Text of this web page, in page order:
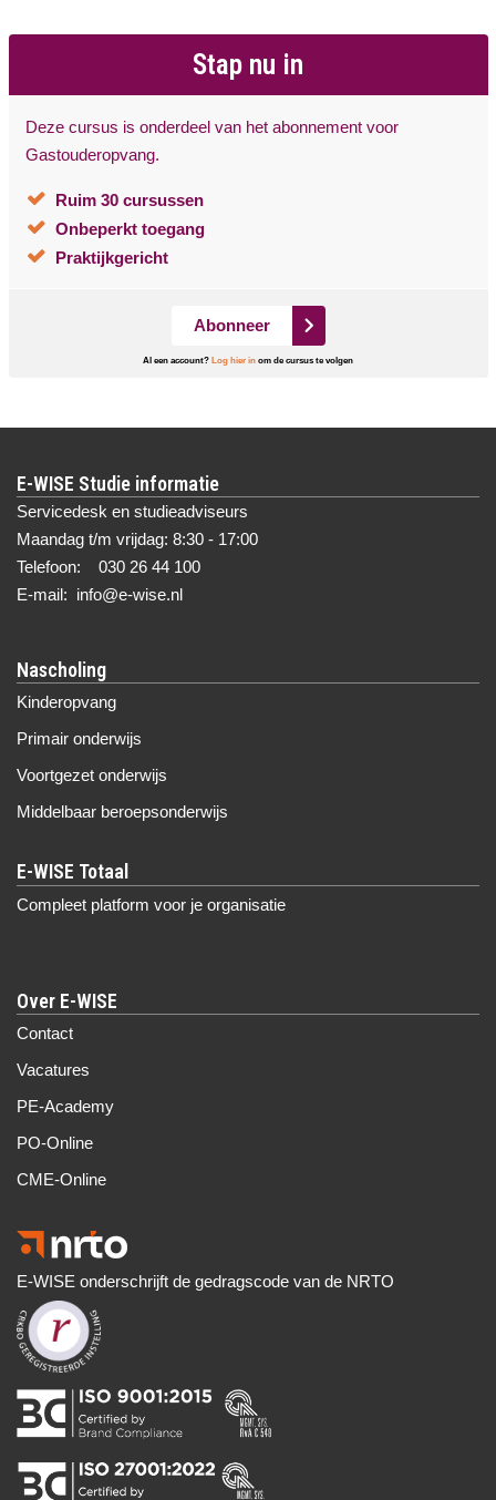
Stap nu in
Deze cursus is onderdeel van het abonnement voor
Gastouderopvang.
Ruim 30 cursussen
Onbeperkt toegang
Praktijkgericht
Abonneer
Al een account? Log hier in om de cursus te volgen
E-WISE Studie informatie
Servicedesk en studieadviseurs
Maandag t/m vrijdag: 8:30 - 17:00
Telefoon: 030 26 44 100
E-mail: info@e-wise.nl
Nascholing
Kinderopvang
Primair onderwijs
Voortgezet onderwijs
Middelbaar beroepsonderwijs
Compleet platform voor je organisatie
Over E-WISE
Contact
Vacatures
PE-Academy
PO-Online
CME-Online
E-WISE onderschrijft de gedragscode van de NRTO